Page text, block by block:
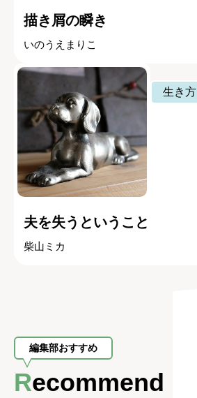
描き屑の瞬き
いのうえまりこ
生き方
夫を失うということ
柴山ミカ
編集部おすすめ
Recommend